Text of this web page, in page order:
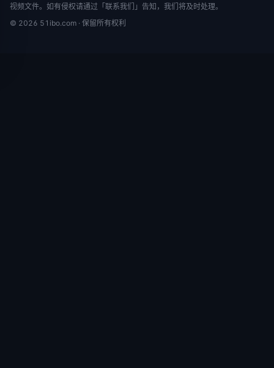
视频文件。如有侵权请通过「联系我们」告知，我们将及时处理。
© 2026 51ibo.com · 保留所有权利